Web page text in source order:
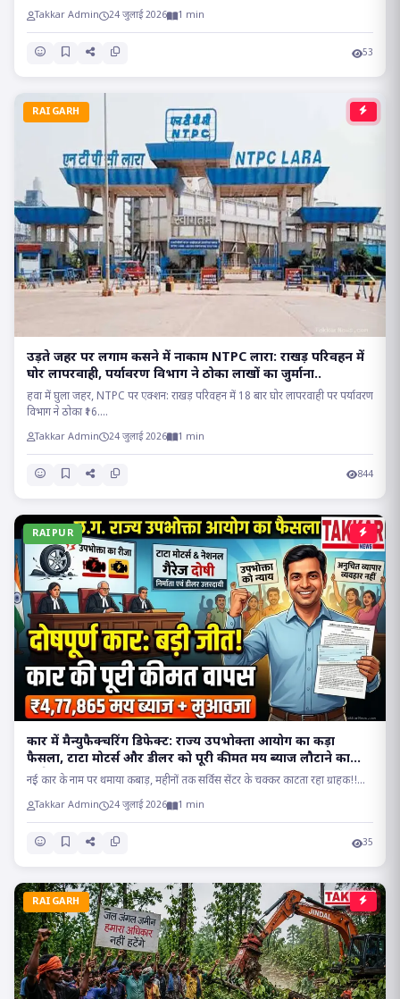
Takkar Admin 24 जुलाई 2026 1 min
53
RAIGARH
उड़ते जहर पर लगाम कसने में नाकाम NTPC लारा: राखड़ परिवहन में
घोर लापरवाही, पर्यावरण विभाग ने ठोका लाखों का जुर्माना..
हवा में घुला जहर, NTPC पर एक्शन: राखड़ परिवहन में 18 बार घोर लापरवाही पर पर्यावरण
विभाग ने ठोका ₹16....
Takkar Admin 24 जुलाई 2026 1 min
844
RAIPUR
कार में मैन्युफैक्चरिंग डिफेक्ट: राज्य उपभोक्ता आयोग का कड़ा
फैसला, टाटा मोटर्स और डीलर को पूरी कीमत मय ब्याज लौटाने का
आदेश..
नई कार के नाम पर थमाया कबाड़, महीनों तक सर्विस सेंटर के चक्कर काटता रहा ग्राहक!!...
Takkar Admin 24 जुलाई 2026 1 min
35
RAIGARH